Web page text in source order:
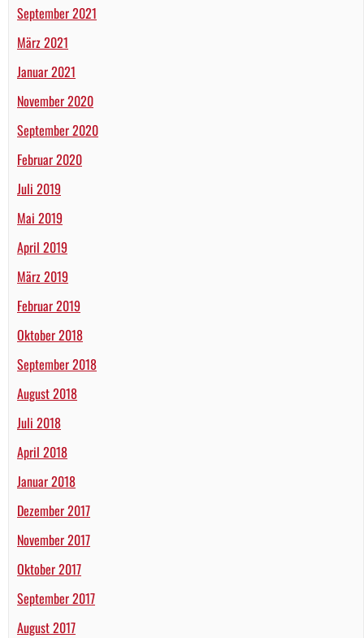
September 2021
März 2021
Januar 2021
November 2020
September 2020
Februar 2020
Juli 2019
Mai 2019
April 2019
März 2019
Februar 2019
Oktober 2018
September 2018
August 2018
Juli 2018
April 2018
Januar 2018
Dezember 2017
November 2017
Oktober 2017
September 2017
August 2017